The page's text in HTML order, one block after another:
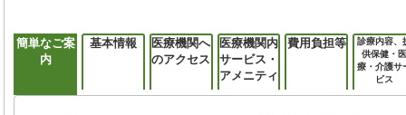
簡単なご案
内
基本情報
医療機関へ
のアクセス
医療機関内
サービス・
アメニティ
費用負担等
診療内容、
供保健・
療・介護サ
ビス